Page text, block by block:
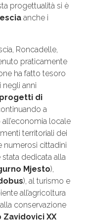
progettualità si è
anche i
Roncadelle,
praticamente
ha fatto tesoro
anni
progetti di
a
locale
territoriali dei
numerosi cittadini
dedicata alla
Mjesto),
), al turismo e
all’agricoltura
conservazione
XX